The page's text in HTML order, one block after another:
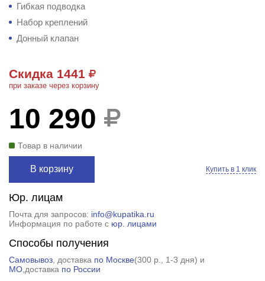
Гибкая подводка
Набор креплений
Донный клапан
Скидка 1441
при заказе через корзину
10 290
Товар в наличии
В корзину Купить в 1 клик
Юр. лицам
Почта для запросов: info@kupatika.ru
Информация по работе с юр. лицами
Способы получения
Самовывоз, доставка по Москве(300 р.
, 1-3 дня) и
МО,доставка по России